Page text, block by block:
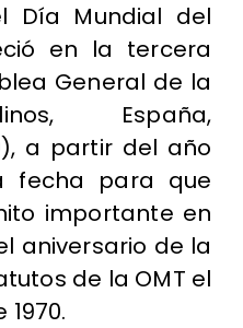
Día Mundial del
en la tercera
General de la
España,
a partir del año
fecha para que
importante en
aniversario de la
de la OMT el